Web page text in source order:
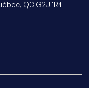
QC G2J 1R4